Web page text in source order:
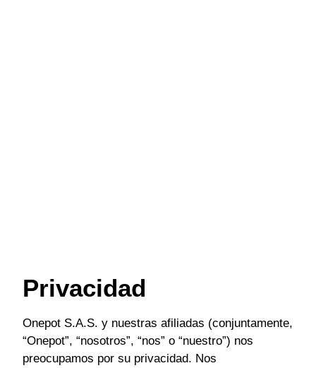
Privacidad
Onepot S.A.S. y nuestras afiliadas (conjuntamente,
“Onepot”, “nosotros”, “nos” o “nuestro”) nos
preocupamos por su privacidad. Nos